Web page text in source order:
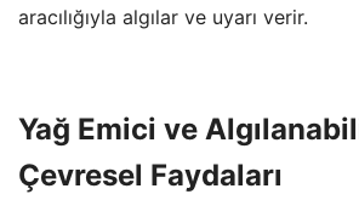
aracılığıyla algılar ve uyarı verir.
Yağ Emici ve
Çevresel Faydaları